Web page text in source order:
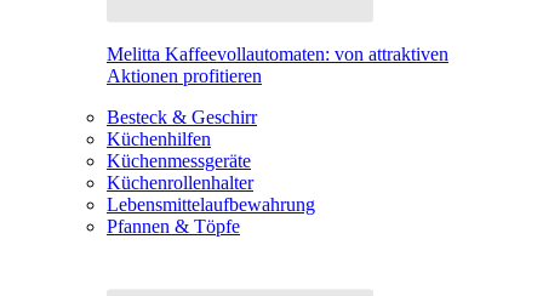
Melitta Kaffeevollautomaten: von attraktiven
Aktionen profitieren
Besteck & Geschirr
Küchenhilfen
Küchenmessgeräte
Küchenrollenhalter
Lebensmittelaufbewahrung
Pfannen & Töpfe